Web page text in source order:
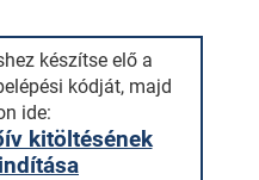
készítse elő a
kódját, majd
ide:
kitöltésének
indítása